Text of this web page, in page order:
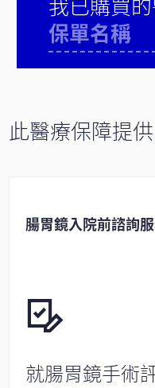
保單名稱
此醫療保障提
腸胃鏡入院前諮詢
就腸胃鏡手術